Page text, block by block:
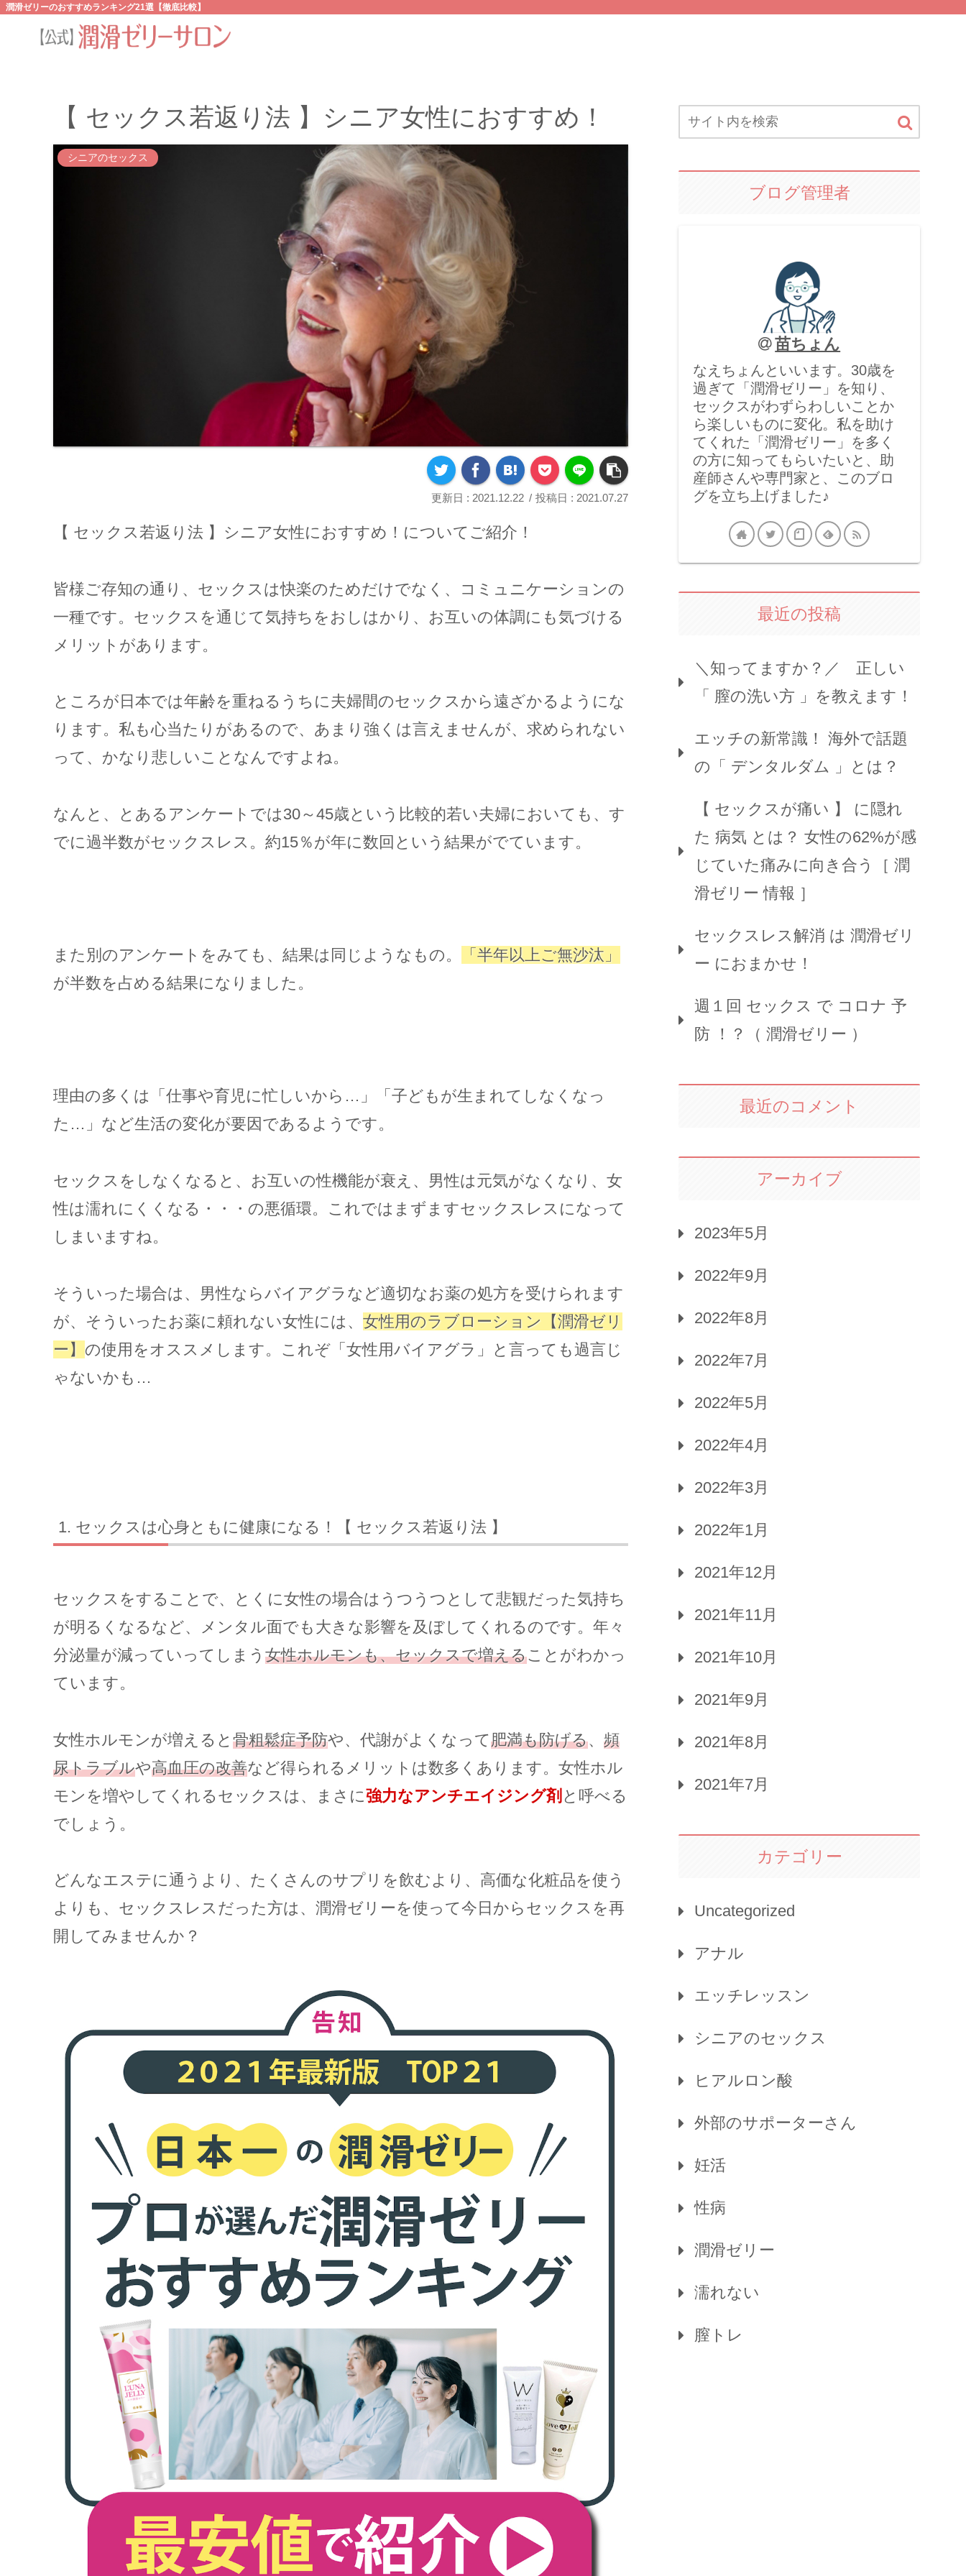
潤滑ゼリーのおすすめランキング21選【徹底比較】
【 セックス若返り法 】シニア女性におすすめ！
シニアのセックス
2021.12.22 2021.07.27
【 セックス若返り法 】シニア女性におすすめ！についてご紹介！
皆様ご存知の通り、セックスは快楽のためだけでなく、コミュニケーションの
一種です。 セックスを通じて気持ちをおしはかり、お互いの体調にも気づける
メリットがあります。
ところが日本では年齢を重ねるうちに夫婦間のセックスから遠ざかるようにな
ります。私も心当たりがあるので、あまり強くは言えませんが、求められない
って、かなり悲しいことなんですよね。
なんと、とあるアンケートでは30～45歳という比較的若い夫婦においても、す
でに過半数がセックスレス。約15％が年に数回という結果がでています。
また別のアンケートをみても、結果は同じようなもの。
「半年以上ご無沙汰」
が半数を占める結果になりました。
理由の多くは「仕事や育児に忙しいから…」「子どもが生まれてしなくなっ
た…」など生活の変化が要因であるようです。
セックスをしなくなると、お互いの性機能が衰え、男性は元気がなくなり、女
性は濡れにくくなる・・・の悪循環。これではまずますセックスレスになって
しまいますね。
そういった場合は、男性ならバイアグラなど適切なお薬の処方を受けられます
が、そういったお薬に頼れない女性には、 女性用のラブローション【潤滑ゼリ
ー】 の使用をオススメします。これぞ「女性用バイアグラ」と言っても過言じ
ゃないかも…
セックスは心身ともに健康になる！【 セックス若返り法 】
セックスをすることで、とくに女性の場合はうつうつとして悲観だった気持ち
が明るくなるなど、メンタル面でも大きな影響を及ぼしてくれるのです。年々
分泌量が減っていってしまう 女性ホルモンも、セックスで増えることがわかっ
ています。
女性ホルモンが増えると 骨粗鬆症予防や、代謝がよくなって肥満も防げる、 頻
尿トラブルや高血圧の改善など得られるメリットは数多くあります。女性ホル
モンを増やしてくれるセックスは、まさに強力なアンチエイジング剤 と呼べる
でしょう。
どんなエステに通うより、たくさんのサプリを飲むより、高価な化粧品を使う
よりも、セックスレスだった方は、潤滑ゼリーを使って今日からセックスを再
開してみませんか？
ブログ管理者
苗ちょん
なえちょんといいます。30歳を
過ぎて「潤滑ゼリー」を知り、
セックスがわずらわしいことか
ら楽しいものに変化。私を助け
てくれた「潤滑ゼリー」を多く
の方に知ってもらいたいと、助
産師さんや専門家と、このブロ
グを立ち上げました♪
最近の投稿
＼知ってますか？／ 正しい
「 膣の洗い方 」を教えます！
エッチの新常識！ 海外で話題
の「 デンタルダム 」とは？
【 セックスが痛い 】 に隠れ
た 病気 とは？ 女性の62%が感
じていた痛みに向き合う［ 潤
滑ゼリー 情報 ］
セックスレス解消 は 潤滑ゼリ
ー におまかせ！
週１回 セックス で コロナ 予
防 ！？（ 潤滑ゼリー ）
最近のコメント
アーカイブ
2023年5月
2022年9月
2022年8月
2022年7月
2022年5月
2022年4月
2022年3月
2022年1月
2021年12月
2021年11月
2021年10月
2021年9月
2021年8月
2021年7月
カテゴリー
Uncategorized
アナル
エッチレッスン
シニアのセックス
ヒアルロン酸
外部のサポーターさん
妊活
性病
潤滑ゼリー
濡れない
膣トレ